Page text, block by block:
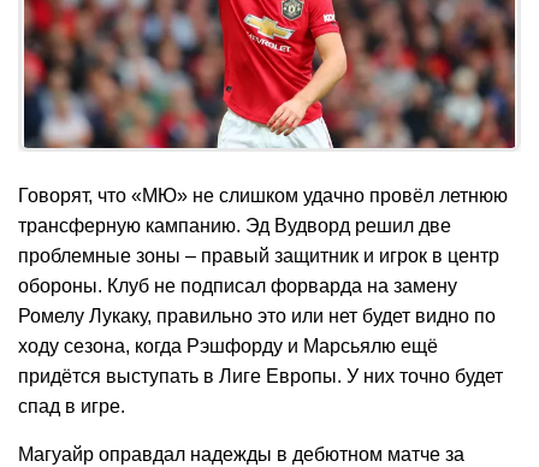
Говорят, что «МЮ» не слишком удачно провёл летнюю
трансферную кампанию. Эд Вудворд решил две
проблемные зоны – правый защитник и игрок в центр
обороны. Клуб не подписал форварда на замену
Ромелу Лукаку, правильно это или нет будет видно по
ходу сезона, когда Рэшфорду и Марсьялю ещё
придётся выступать в Лиге Европы. У них точно будет
спад в игре.
Магуайр оправдал надежды в дебютном матче за